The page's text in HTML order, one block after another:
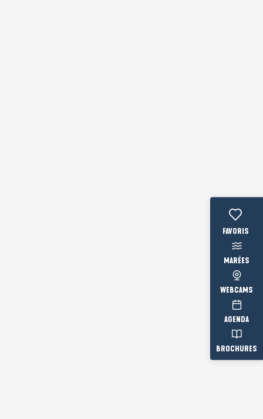
Voir les
MARÉES
WEBCAMS
AGENDA
BROCHURES